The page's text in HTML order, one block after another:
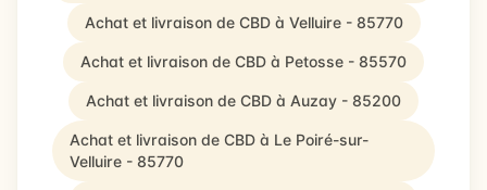
Achat et livraison de CBD à Velluire - 85770
Achat et livraison de CBD à Petosse - 85570
Achat et livraison de CBD à Auzay - 85200
Achat et livraison de CBD à Le Poiré-sur-
Velluire - 85770